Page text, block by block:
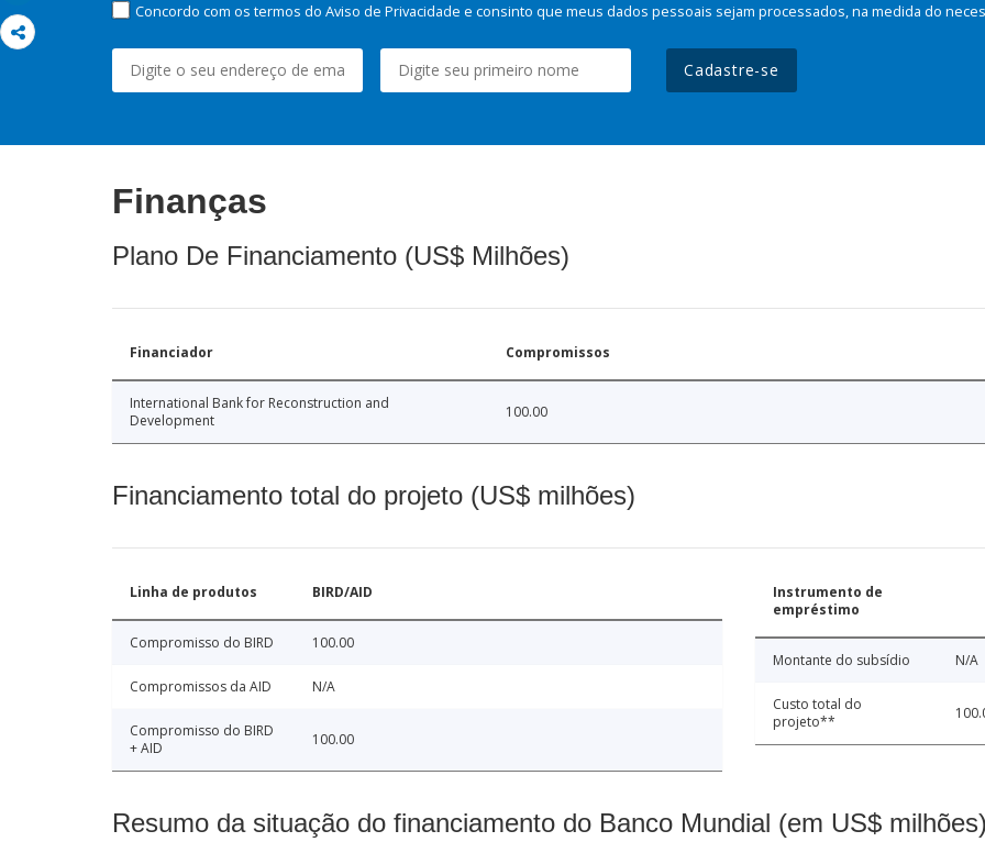
Concordo com os termos do Aviso de Privacidade e consinto que meus dados pessoais sejam processados, na medida do
Cadastre-se
Finanças
Plano De Financiamento (US$ Milhões)
Financiador Compromissos
International Bank for Reconstruction and
Development
100.00
Financiamento total do projeto (US$ milhões)
Linha de produtos BIRD/AID
Compromisso do BIRD 100.00
Compromissos da AID N/A
Compromisso do BIRD
+ AID
100.00
Instrumento de
empréstimo
Montante do subsídio N/A
Custo total do
projeto**
Resumo da situação do financiamento do Banco Mundial (em US$